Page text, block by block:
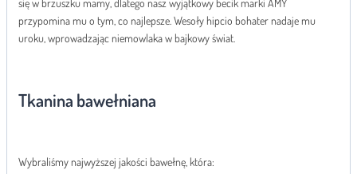
przypomina mu o tym, co najlepsze. Wesoły hipcio bohater nadaje mu
uroku, wprowadzając niemowlaka w bajkowy świat.
Tkanina bawełniana
Wybraliśmy najwyższej jakości bawełnę, która: